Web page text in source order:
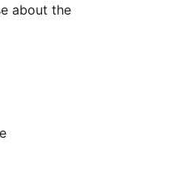
about the